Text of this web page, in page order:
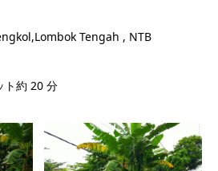
Tengah , NTB
ト約 20 分